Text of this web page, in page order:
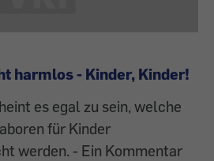
harmlos - Kinder, Kinder!
es egal zu sein, welche
für Kinder
werden. - Ein Kommentar